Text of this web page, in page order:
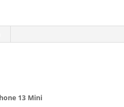
13 Mini